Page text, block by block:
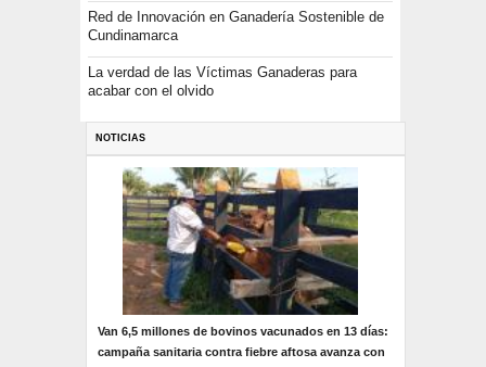
Red de Innovación en Ganadería Sostenible de
Cundinamarca
La verdad de las Víctimas Ganaderas para
acabar con el olvido
NOTICIAS
Van 6,5 millones de bovinos vacunados en 13 días:
campaña sanitaria contra fiebre aftosa avanza con